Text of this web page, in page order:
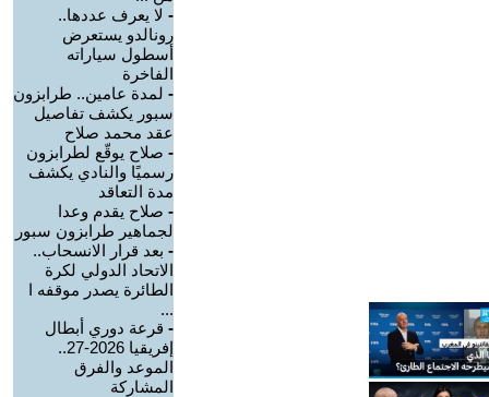
- لا يعرف عددها..
رونالدو يستعرض
أسطول سياراته
الفاخرة
- لمدة عامين.. طرابزون
سبور يكشف تفاصيل
عقد محمد صلاح
- صلاح يوقّع لطرابزون
رسميًا والنادي يكشف
مدة التعاقد
- صلاح يقدم وعدا
لجماهير طرابزون سبور
- بعد قرار الانسحاب..
الاتحاد الدولي لكرة
الطائرة يصدر موقفه ا
...
- قرعة دوري أبطال
إفريقيا 2026-27..
الموعد والفرق
المشاركة